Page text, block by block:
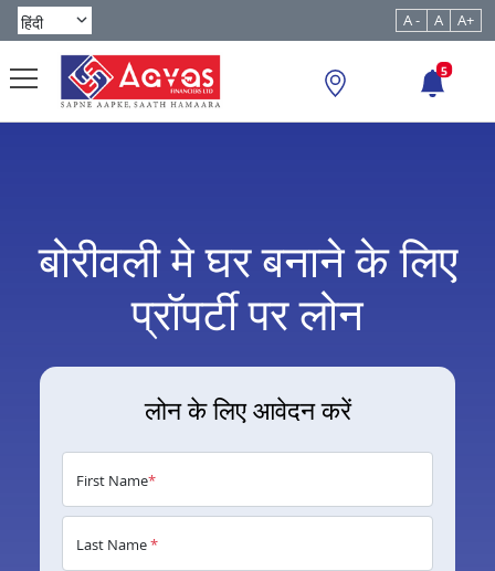
A - A A+
5
बोरीवली मे घर बनाने के लिए
प्रॉपर्टी पर लोन
लोन के लिए आवेदन करें
First Name*
Last Name*